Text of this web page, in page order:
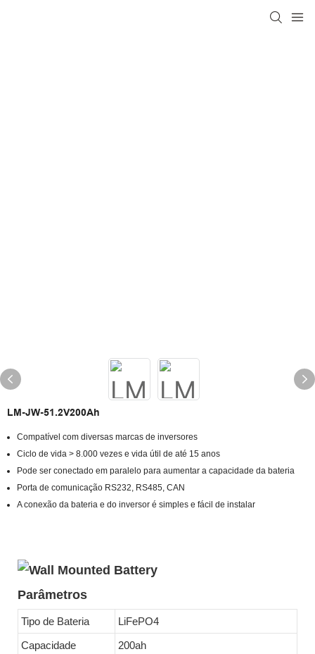
LM-JW-51.2V200Ah
Compatível com diversas marcas de inversores
Ciclo de vida > 8.000 vezes e vida útil de até 15 anos
Pode ser conectado em paralelo para aumentar a capacidade da bateria
Porta de comunicação RS232, RS485, CAN
A conexão da bateria e do inversor é simples e fácil de instalar
Parâmetros
Tipo de Bateria
LiFePO4
Capacidade
200ah